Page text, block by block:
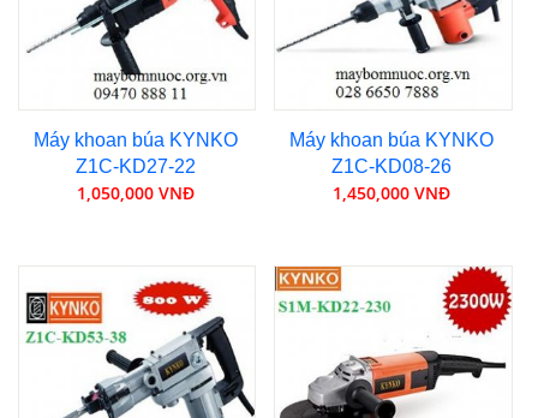
Máy khoan búa KYNKO
Z1C-KD27-22
1,050,000 VNĐ
Máy khoan búa KYNKO
Z1C-KD08-26
1,450,000 VNĐ